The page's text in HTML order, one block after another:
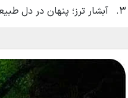
آبشار ترز؛ پنهان در دل
اقامت در آبشار اسکلیم؛
نکات مهم و قابل‌توجه بازدید از